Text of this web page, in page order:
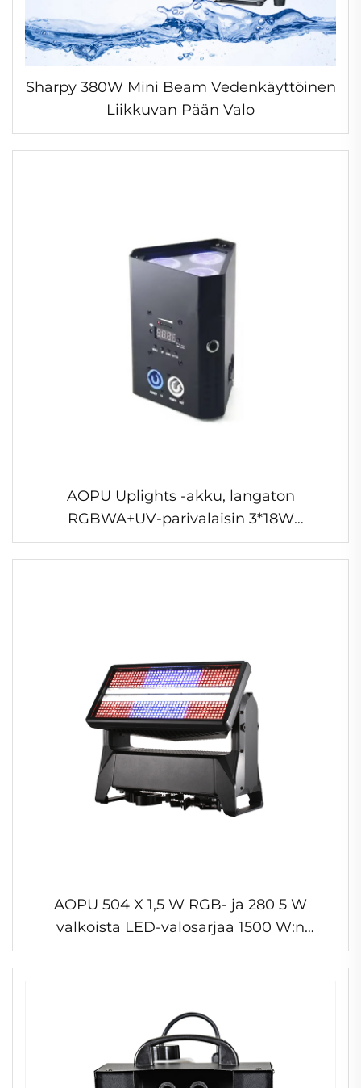
Sharpy 380W Mini Beam Vedenkäyttöinen
Liikkuvan Pään Valo
AOPU Uplights -akku, langaton
RGBWA+UV-parivalaisin 3*18W
DMX/IR/APP-ohjauksella, akkukäyttöinen
parivalaisin tanssilattialle
AOPU 504 X 1,5 W RGB- ja 280 5 W
valkoista LED-valosarjaa 1500 W:n
lavavalot liikkuva päävalo festivaaleihin
DJ:lle discoolle